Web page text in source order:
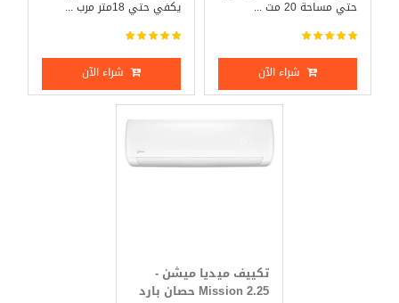
حتي مساحة 20 مت ...
شراء الآن
يكفي حتي 18متر مرب ...
شراء الآن
تكييف ميديا ميشن -
Mission 2.25 حصان بارد